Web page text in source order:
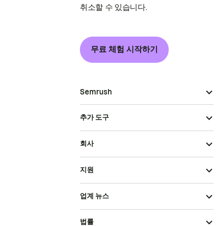
취소할 수 있습니다.
무료 체험 시작하기
Semrush
추가 도구
회사
지원
업계 뉴스
법률